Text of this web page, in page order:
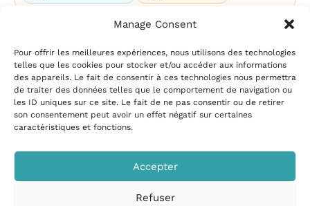
Manage Consent
Pour offrir les meilleures expériences, nous utilisons des technologies
telles que les cookies pour stocker et/ou accéder aux informations
des appareils. Le fait de consentir à ces technologies nous permettra
de traiter des données telles que le comportement de navigation ou
les ID uniques sur ce site. Le fait de ne pas consentir ou de retirer
son consentement peut avoir un effet négatif sur certaines
caractéristiques et fonctions.
Accepter
Refuser
Mentions légales|Politique
de confidentialité
suggestions|Politique de
cookies